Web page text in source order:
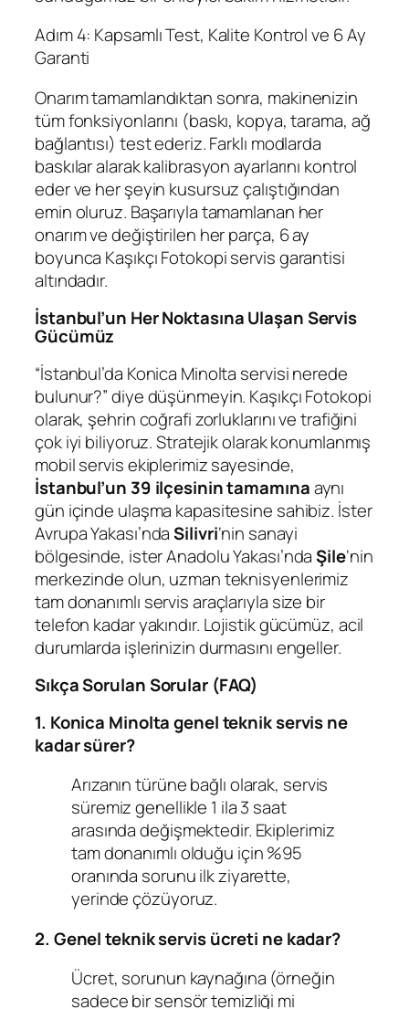
Adım 4: Kapsamlı Test, Kalite Kontrol ve 6 Ay
Garanti
Onarım tamamlandıktan sonra, makinenizin
tüm fonksiyonlarını (baskı, kopya, tarama, ağ
bağlantısı) test ederiz. Farklı modlarda
baskılar alarak kalibrasyon ayarlarını kontrol
eder ve her şeyin kusursuz çalıştığından
emin oluruz. Başarıyla tamamlanan her
onarım ve değiştirilen her parça, 6 ay
boyunca Kaşıkçı Fotokopi servis garantisi
altındadır.
İstanbul’un Her Noktasına Ulaşan Servis
Gücümüz
“İstanbul’da Konica Minolta servisi nerede
bulunur?” diye düşünmeyin. Kaşıkçı Fotokopi
olarak, şehrin coğrafi zorluklarını ve trafiğini
çok iyi biliyoruz. Stratejik olarak konumlanmış
mobil servis ekiplerimiz sayesinde,
İstanbul’un 39 ilçesinin tamamınaaynı
gün içinde ulaşma kapasitesine sahibiz. İster
Avrupa Yakası’ndaSilivri‘nin sanayi
bölgesinde, ister Anadolu Yakası’ndaŞile‘nin
merkezinde olun, uzman teknisyenlerimiz
tam donanımlı servis araçlarıyla size bir
telefon kadar yakındır. Lojistik gücümüz, acil
durumlarda işlerinizin durmasını engeller.
Sıkça Sorulan Sorular (FAQ)
1. Konica Minolta genel teknik servis ne
kadar sürer?
Arızanın türüne bağlı olarak, servis
süremiz genellikle 1 ila 3 saat
arasında değişmektedir. Ekiplerimiz
tam donanımlı olduğu için %95
oranında sorunu ilk ziyarette,
yerinde çözüyoruz.
2. Genel teknik servis ücreti ne kadar?
Ücret, sorunun kaynağına (örneğin
sadece bir sensör temizliği mi